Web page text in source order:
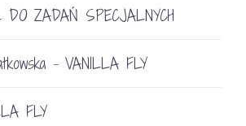
ZADAŃ SPECJALNYCH
- VANILLA FLY
FLY